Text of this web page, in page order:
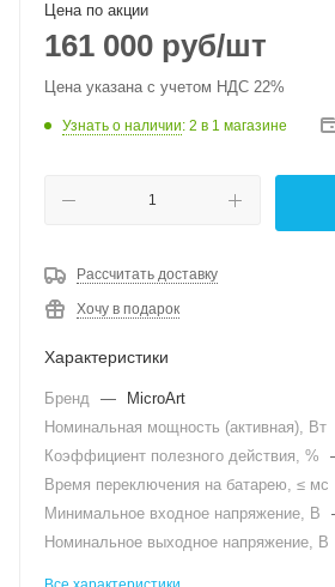
Цена по акции
161 000 руб/шт
Цена указана с учетом НДС 22%
Узнать о наличии: 2 в 1 магазине
Рассчитать доставку
Хочу в подарок
Характеристики
Бренд —
MicroArt
Номинальная мощность (активная), Вт
Коэффициент полезного действия, %
Время переключения на батарею, ≤ мс
Минимальное входное напряжение, В
Номинальное выходное напряжение, В